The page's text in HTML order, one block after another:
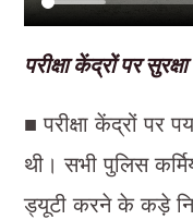
परीक्षा केंद्रों पर
■ परीक्षा केंद्रों पर
थी। सभी पुलिस
ड्यूटी करने के कड़े